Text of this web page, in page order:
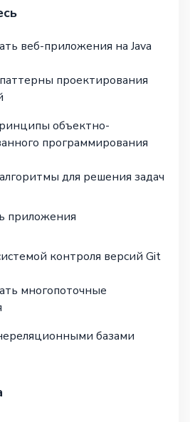
веб-приложения на Java
проектирования
объектно-
программирования
для решения задач
приложения
контроля версий Git
многопоточные
базами